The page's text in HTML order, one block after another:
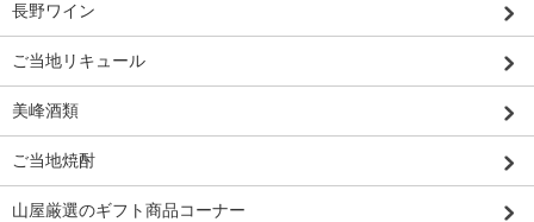
長野ワイン
ご当地リキュール
美峰酒類
ご当地焼酎
山屋厳選のギフト商品コーナー